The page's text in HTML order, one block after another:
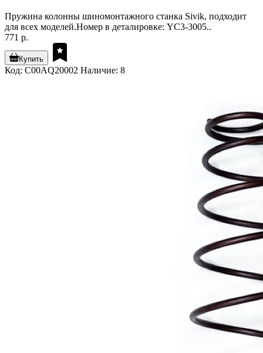
Пружина колонны шиномонтажного станка Sivik, подходит
для всех моделей.Номер в деталировке: YC3-3005..
771 р.
Купить
Код: C00AQ20002 Наличие: 8